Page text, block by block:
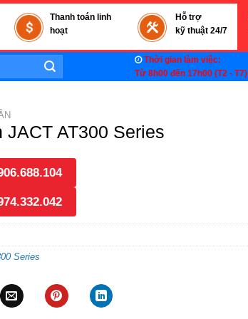
Thanh toán linh
hoạt
Hỗ trợ
kỹ thuật 24/7
Thời gian làm việc:
Từ 8h00 đến 17h00 (T2 - T7)
JACT AT300 Series
Series